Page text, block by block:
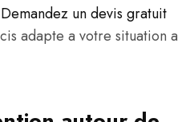
Demandez un devis gratuit
adapte a votre situation a